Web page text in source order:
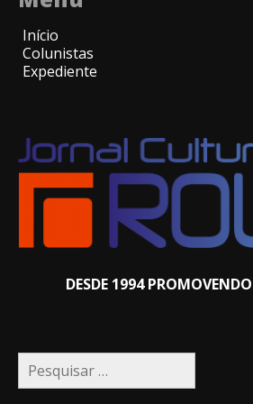
Início
Colunistas
Expediente
DESDE 1994
Pesquisar
por: